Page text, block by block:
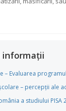
informații
– Evaluarea
– percepții ale
a studiului PISA